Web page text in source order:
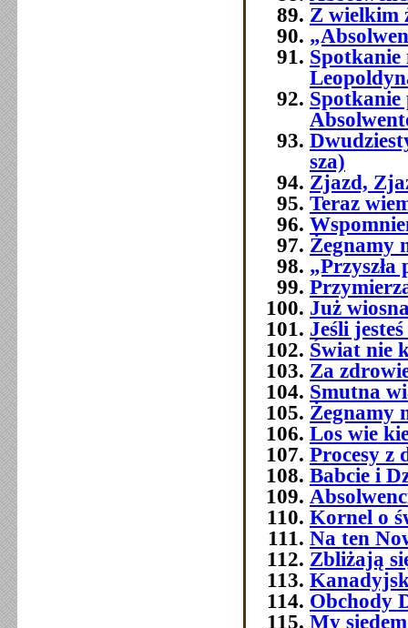
Z wielkim
Spotkanie
Spotkanie
sza)
Zjazd,
Teraz
Żegnamy
„Przyszła
Już
Jeśli
Świat nie
Za
Smutna
Żegnamy
Los wie
Procesy z
Babcie i
Kornel o
Na ten
Zbliżają
Obchody
My